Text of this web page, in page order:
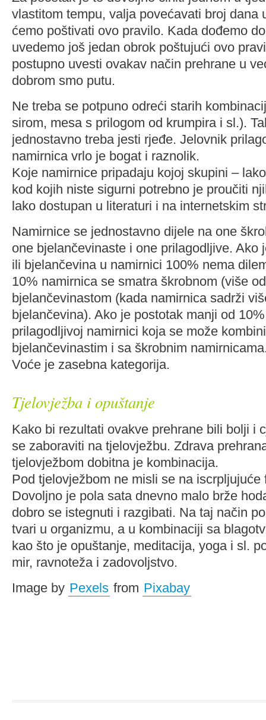
vlastitom tempu, valja povećavati broj dana
ćemo poštivati ovo pravilo. Kada dođemo
uvedemo još jedan obrok poštujući ovo
postupno uvesti ovakav način prehrane u
dobrom smo putu.
Ne treba se potpuno odreći starih
sirom, mesa s prilogom od krumpira i sl.).
jednostavno treba jesti rjeđe. Jelovnik
namirnica vrlo je bogat i raznolik.
Koje namirnice pripadaju kojoj skupini –
kod kojih niste sigurni potrebno je proučiti
lako dostupan u literaturi i na internetskim
Namirnice se jednostavno dijele na one
one bjelančevinaste i one prilagodljive. Ako
ili bjelančevina u namirnici 100% nema
10% namirnica se smatra škrobnom (više
bjelančevinastom (kada namirnica sadrži
bjelančevina). Ako je postotak manji od
prilagodljivoj namirnici koja se može
bjelančevinastim i sa škrobnim
Voće je zasebna kategorija.
Tjelovježba i opuštanje
Kako bi rezultati ovakve prehrane bili bolji i
se zaboraviti na tjelovježbu. Zdrava
tjelovježbom dobitna je kombinacija.
Pod tjelovježbom ne misli se na iscrpljujuće
Dovoljno je pola sata dnevno malo brže
dobro se istegnuti i razgibati. Na taj način
tvari u organizmu, a u kombinaciji sa
kao što je opuštanje, meditacija, yoga i sl.
mir, ravnoteža i zadovoljstvo.
Image by Pexels from Pixabay